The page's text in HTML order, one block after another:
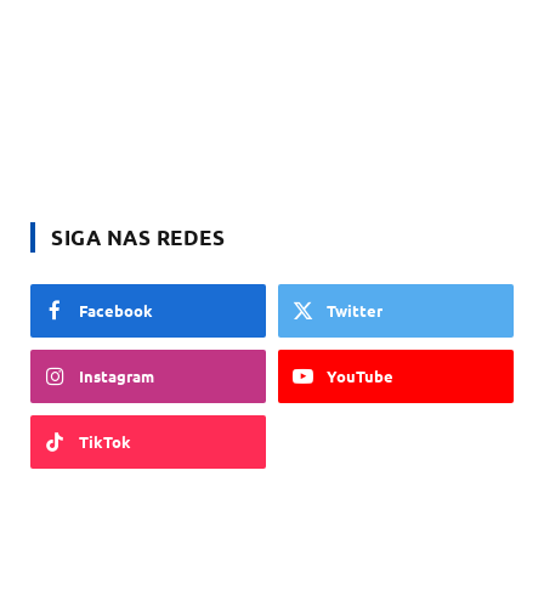
SIGA NAS REDES
Facebook Twitter
Instagram YouTube
TikTok